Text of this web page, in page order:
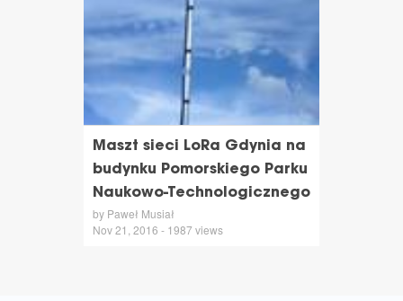
Maszt sieci LoRa Gdynia na
budynku Pomorskiego Parku
Naukowo-Technologicznego
by Paweł Musiał
Nov 21, 2016 - 1987 views